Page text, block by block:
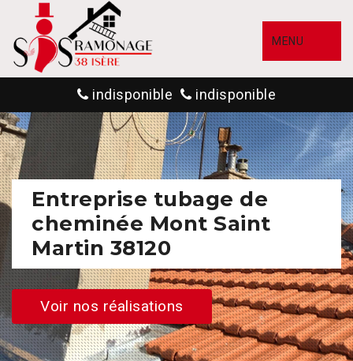
MENU
indisponible indisponible
Entreprise tubage de
cheminée Mont Saint
Martin 38120
Voir nos réalisations